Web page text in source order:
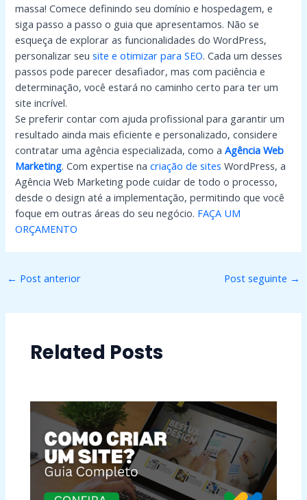
massa! Comece definindo seu domínio e hospedagem, e
siga passo a passo o guia que apresentamos. Não se
esqueça de explorar as funcionalidades do WordPress,
personalizar seusite e otimizar para SEO. Cada um desses
passos pode parecer desafiador, mas com paciência e
determinação, você estará no caminho certo para ter um
site incrível.
Se preferir contar com ajuda profissional para garantir um
resultado ainda mais eficiente e personalizado, considere
contratar uma agência especializada, como aAgência Web
Marketing. Com expertise nacriação de sites WordPress, a
Agência Web Marketing pode cuidar de todo o processo,
desde o design até a implementação, permitindo que você
foque em outras áreas do seu negócio. FAÇA UM
ORÇAMENTO
← Post anterior Post seguinte →
Related Posts